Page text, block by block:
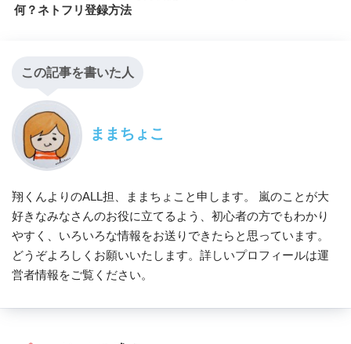
何？ネトフリ登録方法
この記事を書いた人
ままちょこ
翔くんよりのALL担、ままちょこと申します。 嵐のことが大
好きなみなさんのお役に立てるよう、初心者の方でもわかり
やすく、いろいろな情報をお送りできたらと思っています。
どうぞよろしくお願いいたします。詳しいプロフィールは運
営者情報をご覧ください。